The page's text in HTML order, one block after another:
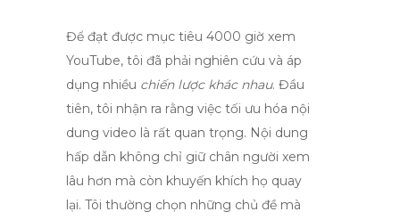
Để đạt được mục tiêu 4000 giờ xem
YouTube, tôi đã phải nghiên cứu và áp
dụng nhiều chiến lược khác nhau. Đầu
tiên, tôi nhận ra rằng việc tối ưu hóa nội
dung video là rất quan trọng. Nội dung
hấp dẫn không chỉ giữ chân người xem
lâu hơn mà còn khuyến khích họ quay
lại. Tôi thường chọn những chủ đề mà